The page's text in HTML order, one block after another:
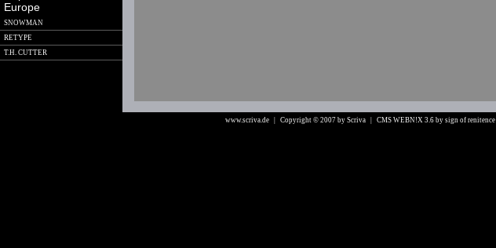
Europe
SNOWMAN
RETYPE
T.H. CUTTER
www.scriva.de | Copyright © 2007 by Scriva | CMS WEBN!X 3.6 by sign of renitence